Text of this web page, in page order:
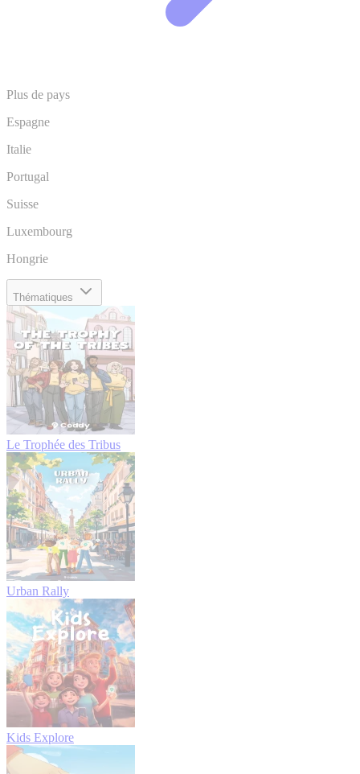
Plus de pays
Espagne
Italie
Portugal
Suisse
Luxembourg
Hongrie
Thématiques
Le Trophée des Tribus
Urban Rally
Kids Explore